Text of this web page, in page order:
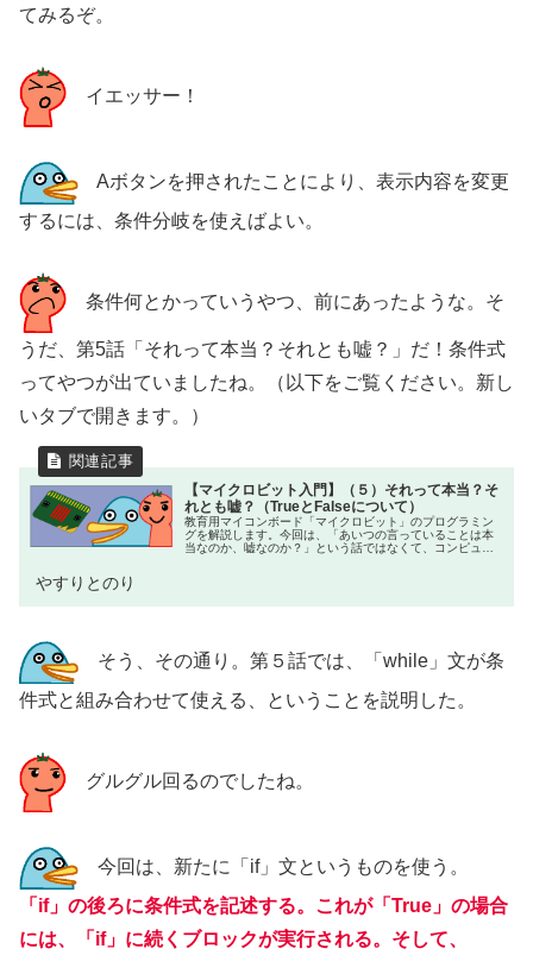
てみるぞ。
イエッサー！
Aボタンを押されたことにより、表示内容を変更
するには、条件分岐を使えばよい。
条件何とかっていうやつ、前にあったような。そ
うだ、第5話「それって本当？それとも嘘？」だ！条件式
ってやつが出ていましたね。（以下をご覧ください。新し
いタブで開きます。）
【マイクロビット入門】（５）それって本当？そ
れとも嘘？（TrueとFalseについて）
教育用マイコンボード「マイクロビット」のプログラミン
グを解説します。今回は、「あいつの言っていることは本
当なのか、嘘なのか？」という話ではなくて、コンピュー
やすりとのり
そう、その通り。第５話では、「while」文が条
件式と組み合わせて使える、ということを説明した。
グルグル回るのでしたね。
今回は、新たに「if」文というものを使う。
「if」の後ろに条件式を記述する。これが「True」の場合
には、「if」に続くブロックが実行される。そして、